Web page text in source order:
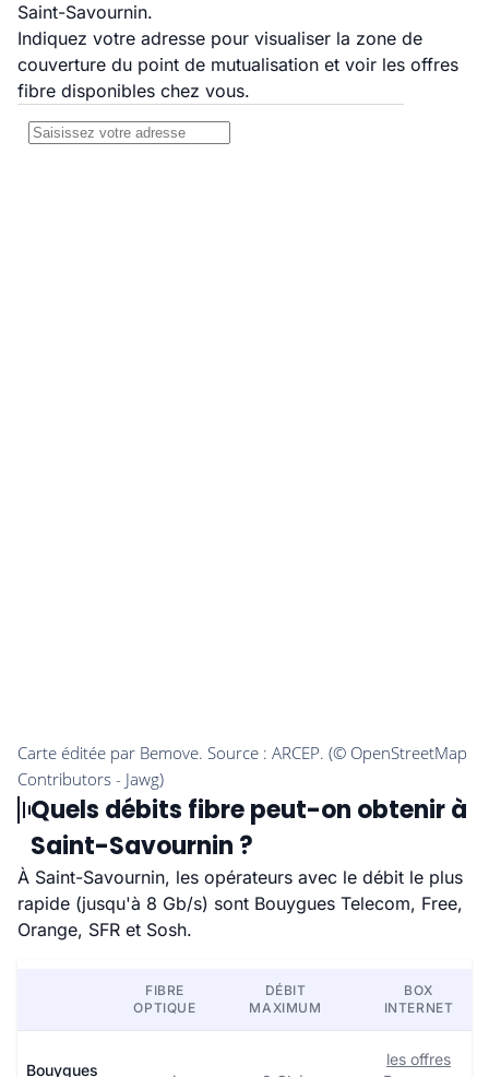
Saint-Savournin.
Indiquez votre adresse pour visualiser la zone de
couverture du point de mutualisation et voir les offres
fibre disponibles chez vous.
Quels débits fibre peut-on obtenir à
Saint-Savournin ?
À Saint-Savournin, les opérateurs avec le débit le plus
rapide (jusqu'à 8 Gb/s) sont Bouygues Telecom, Free,
Orange, SFR et Sosh.
FIBRE
OPTIQUE
DÉBIT
MAXIMUM
BOX
INTERNET
Bouygues
les offres